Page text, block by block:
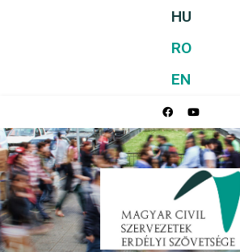
HU
RO
EN